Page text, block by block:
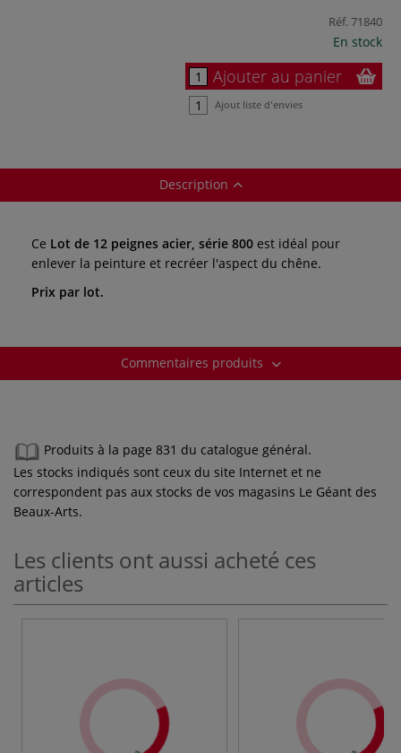
Réf.71840
En stock
Ajouter au panier
Ajout liste d'envies
Description
Ce Lot de 12 peignes acier, série 800 est idéal pour
enlever la peinture et recréer l'aspect du chêne.
Prix par lot.
Commentaires produits
Produits à la page 831 du catalogue général.
Les stocks indiqués sont ceux du site Internet et ne
correspondent pas aux stocks de vos magasins Le Géant des
Beaux-Arts.
Les clients ont aussi acheté ces
articles